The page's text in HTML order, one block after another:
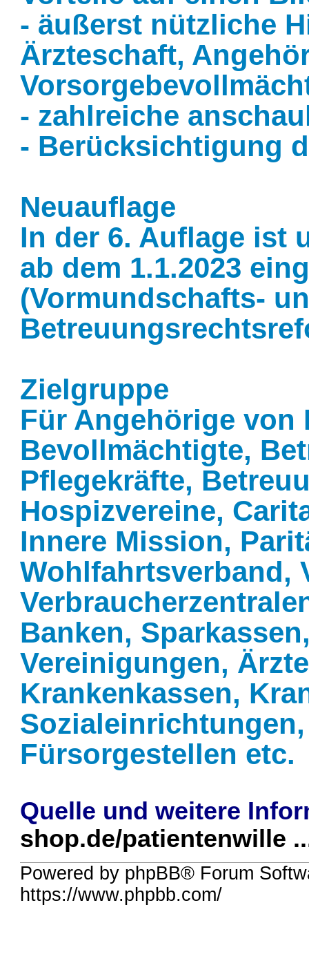
- äußerst nützliche
Ärzteschaft,
- zahlreiche
- Berücksichtigung
Neuauflage
In der 6. Auflage ist
ab dem 1.1.2023
(Vormundschafts-
Zielgruppe
Für Angehörige von
Bevollmächtigte,
Pflegekräfte,
Hospizvereine,
Innere Mission,
Wohlfahrtsverband,
Banken,
Vereinigungen,
Krankenkassen,
Fürsorgestellen etc.
Quelle und weitere
shop.de/patientenwille
Powered by phpBB® Forum
https://www.phpbb.com/